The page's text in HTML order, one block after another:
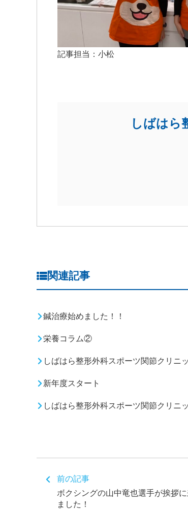
記事担当：小松
しばはら
関連記事
鍼治療始めました！！
栄養コラム②
しばはら整形外科スポーツ関節クリニ
新年度スタート
しばはら整形外科スポーツ関節クリニ
前の記事
ボクシングの山中竜也選手が挨拶
ました！